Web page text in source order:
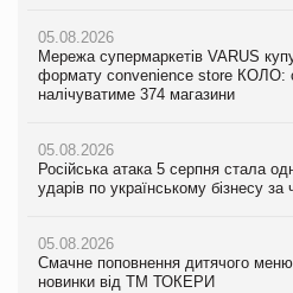
05.08.2026
Мережа супермаркетів VARUS
формату convenience store КОЛО:
налічуватиме 374 магазини
05.08.2026
Російська атака 5 серпня стала
ударів по українському бізнесу
05.08.2026
Смачне поповнення дитячого
новинки від ТМ ТОКЕРИ
05.08.2026
Мережа супермаркетів VARUS
формату convenience store КОЛО:
налічуватиме 374 магазини
05.08.2026
Російська атака 5 серпня стала
ударів по українському бізнесу
05.08.2026
Смачне поповнення дитячого
новинки від ТМ ТОКЕРИ
05.08.2026
Adidas витратила понад $1 млрд на
продуктів